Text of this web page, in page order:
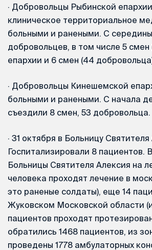
· Добровольцы Рыбинской
клиническое территориальное
больными и ранеными. С
добровольцев, в том числе 5
епархии и 6 смен (44
· Добровольцы Кинешемской
больными и ранеными. С начала
съездили 8 смен, 53 добровольца.
· 31 октября в Больницу
Госпитализировали 8 пациентов.
Больницы Святителя Алексия на
человека проходят лечение в
это раненые солдаты), еще 14
Жуковском Московской области
пациентов проходят
обратились 1468 пациентов, из
проведены 1778 амбулаторных